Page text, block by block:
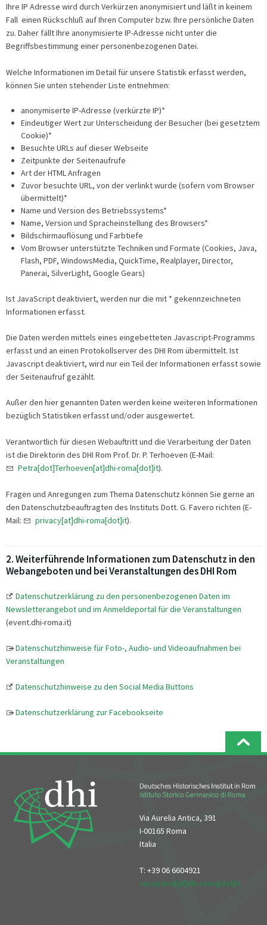
Ihre IP Adresse wird durch Verkürzen anonymisiert und läßt in keinem
Fall einen Rückschluß auf Ihren Computer bzw. Ihre persönliche Daten
zu. Daher fällt Ihre anonymisierte IP-Adresse nicht unter die
Begriffsbestimmung einer personenbezogenen Datei.
Welche Informationen im Detail für unsere Statistik erfasst werden,
können Sie unten stehender Liste entnehmen:
anonymiserte IP-Adresse (verkürzte IP)*
Eindeutiger Wert zur Unterscheidung der Besucher (bei gesetztem
Cookie)*
Besuchte URLs auf dieser Webseite
Zeitpunkte der Seitenaufrufe
Art der HTML Anfragen
Zuvor besuchte URL, von der verlinkt wurde (sofern vom Browser
übermittelt)*
Name und Version des Betriebssystems*
Name, Version und Spracheinstellung des Browsers*
Bildschirmauflösung und Farbtiefe
Vom Browser unterstützte Techniken und Formate (Cookies, Java,
Flash, PDF, WindowsMedia, QuickTime, Realplayer, Director,
Panerai, SilverLight, Google Gears)
Ist JavaScript deaktiviert, werden nur die mit * gekennzeichneten
Informationen erfasst.
Die Daten werden mittels eines eingebetteten Javascript-Programms
erfasst und an einen Protokollserver des DHI Rom übermittelt. Ist
Javascript deaktiviert, wird nur ein Teil der Informationen erfasst sowie
der Seitenaufruf gezählt.
Außer den hier genannten Daten werden keine weiteren Informationen
bezüglich Statistiken erfasst und/oder ausgewertet.
Verantwortlich für diesen Webauftritt und die Verarbeitung der Daten
ist die Direktorin des DHI Rom Prof. Dr. P. Terhoeven (E-Mail:
Petra[dot]Terhoeven[at]dhi-roma[dot]it).
Fragen und Anregungen zum Thema Datenschutz können Sie gerne an
den Datenschutzbeauftragten des Instituts Dott. G. Favero richten (E-
Mail:
privacy[at]dhi-roma[dot]it).
2. Weiterführende Informationen zum Datenschutz in den
Webangeboten und bei Veranstaltungen des DHI Rom
Datenschutzerklärung zu den personenbezogenen Daten im
Newsletterangebot und im Anmeldeportal für die Veranstaltungen
(event.dhi-roma.it)
Datenschutzhinweise für Foto-, Audio- und Videoaufnahmen bei
Veranstaltungen
Datenschutzhinweise zu den Social Media Buttons
Datenschutzerklärung zur Facebookseite
Via Aurelia Antica, 391
I-00165 Roma
Italia
T: +39 06 6604921
reception[at]dhi-roma[dot]it